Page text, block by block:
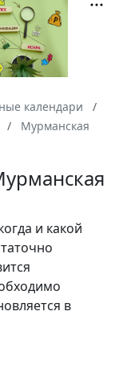
календари
Мурманская
и какой
в